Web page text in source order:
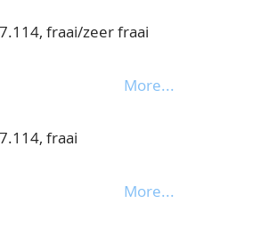
MOVETVR.
fraai/zeer fraai
More...
fraai
More...